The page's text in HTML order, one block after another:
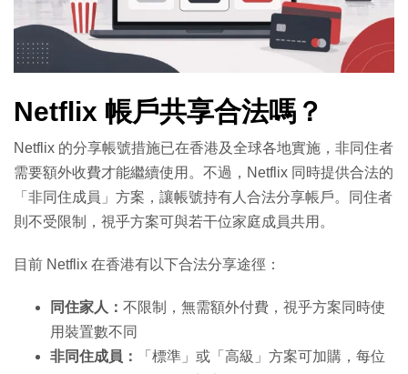
Netflix 帳戶共享合法嗎？
Netflix 的分享帳號措施已在香港及全球各地實施，非同住者
需要額外收費才能繼續使用。不過，Netflix 同時提供合法的
「非同住成員」方案，讓帳號持有人合法分享帳戶。同住者
則不受限制，視乎方案可與若干位家庭成員共用。
目前 Netflix 在香港有以下合法分享途徑：
同住家人： 不限制，無需額外付費，視乎方案同時使
用裝置數不同
非同住成員：
「標準」或「高級」方案可加購，每位